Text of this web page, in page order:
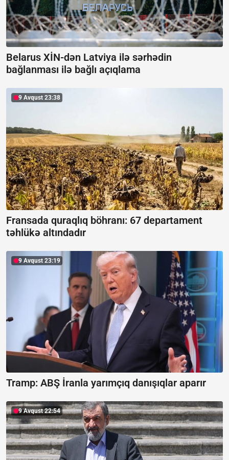
Belarus XİN-dən Latviya ilə sərhədin
bağlanması ilə bağlı açıqlama
9 Avqust 23:38
Fransada quraqlıq böhranı: 67 departament
təhlükə altındadır
9 Avqust 23:19
Tramp: ABŞ İranla yarımçıq danışıqlar aparır
9 Avqust 22:54